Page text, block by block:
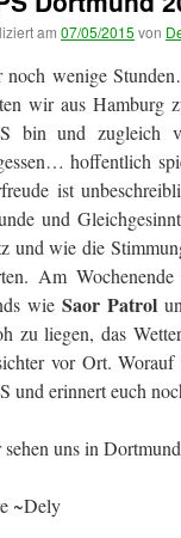
am 07/05/2015 von
noch wenige
wir aus Hamburg
bin und zugleich
hoffentlich
ist
und
und wie die
Am
wie Saor Patrol
zu liegen, das
vor Ort.
und erinnert euch
uns in
~Dely